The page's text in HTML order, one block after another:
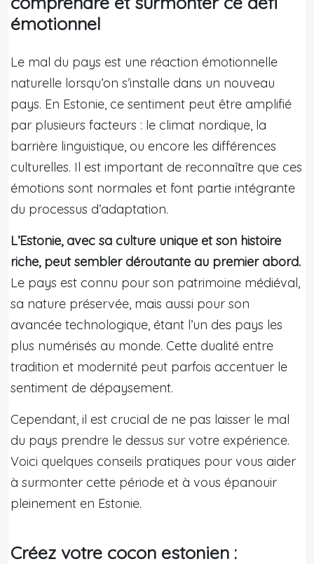
émotionnel
Le mal du pays est une réaction émotionnelle
naturelle lorsqu’on s’installe dans un nouveau
pays. En Estonie, ce sentiment peut être amplifié
par plusieurs facteurs : le climat nordique, la
barrière linguistique, ou encore les différences
culturelles. Il est important de reconnaître que ces
émotions sont normales et font partie intégrante
du processus d’adaptation.
L’Estonie, avec sa culture unique et son histoire
riche, peut sembler déroutante au premier abord.
Le pays est connu pour son patrimoine médiéval,
sa nature préservée, mais aussi pour son
avancée technologique, étant l’un des pays les
plus numérisés au monde. Cette dualité entre
tradition et modernité peut parfois accentuer le
sentiment de dépaysement.
Cependant, il est crucial de ne pas laisser le mal
du pays prendre le dessus sur votre expérience.
Voici quelques conseils pratiques pour vous aider
à surmonter cette période et à vous épanouir
pleinement en Estonie.
Créez votre cocon estonien :